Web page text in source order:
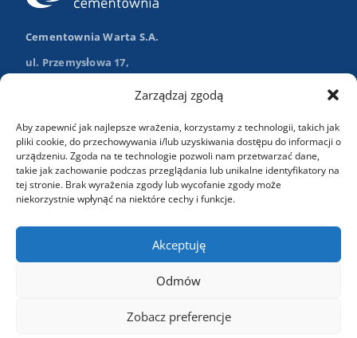
Zarządzaj zgodą
Aby zapewnić jak najlepsze wrażenia, korzystamy z technologii, takich jak
pliki cookie, do przechowywania i/lub uzyskiwania dostępu do informacji o
urządzeniu. Zgoda na te technologie pozwoli nam przetwarzać dane,
takie jak zachowanie podczas przeglądania lub unikalne identyfikatory na
tej stronie. Brak wyrażenia zgody lub wycofanie zgody może
niekorzystnie wpłynąć na niektóre cechy i funkcje.
Akceptuję
Odmów
Zobacz preferencje
Cementownia Warta S.A.
ul. Przemysłowa 17,
Nawiguj w Google Maps
+48 (43) 84 13 003
info@wartasa.com.pl
Copyright 2024 Cementownia Warta. Wszelkie prawa